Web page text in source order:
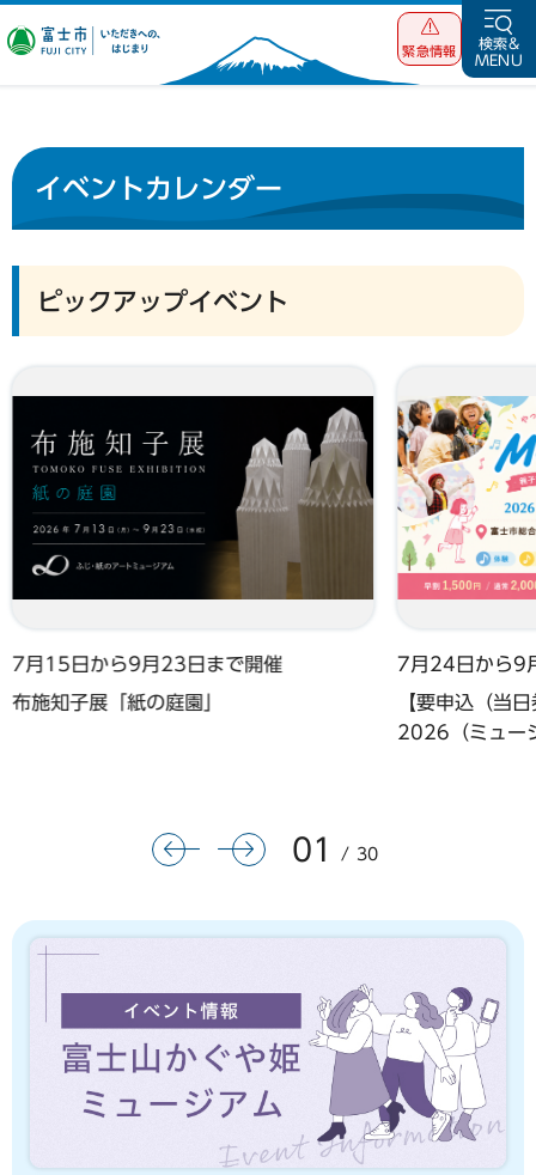
富士市 いただ
緊急情報
検索&
MENU
イベントカレンダー
ピックアップイベント
前のスライドを表示
次のスライドを表示
01 30
7月15日から9月23日まで開催
布施知子展「紙の庭園」
7月24日から9
【要申込（当
2026（ミュー